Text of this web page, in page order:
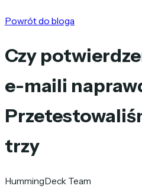
Powrót do bloga
Czy
e-maili
trzy
HummingDeck Team